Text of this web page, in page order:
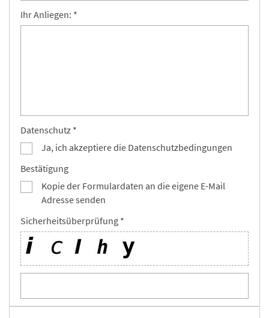
Ihr Anliegen: *
Datenschutz *
Ja, ich akzeptiere die Datenschutzbedingungen
Bestätigung
Kopie der Formulardaten an die eigene E-Mail
Adresse senden
Sicherheitsüberprüfung *